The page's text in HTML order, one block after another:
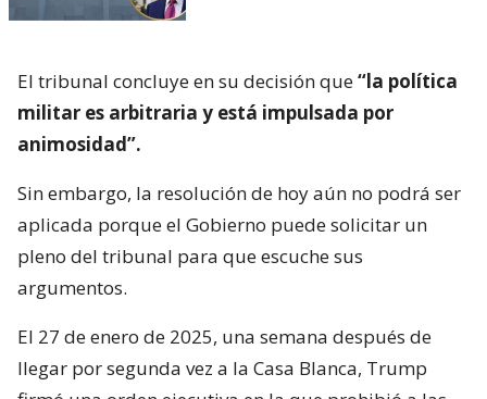
El tribunal concluye en su decisión que“la política
militar es arbitraria y está impulsada por
animosidad”.
Sin embargo, la resolución de hoy aún no podrá ser
aplicada porque el Gobierno puede solicitar un
pleno del tribunal para que escuche sus
argumentos.
El 27 de enero de 2025, una semana después de
llegar por segunda vez a la Casa Blanca, Trump